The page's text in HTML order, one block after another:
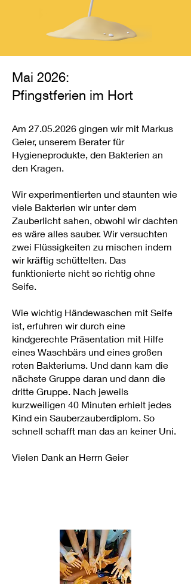
Mai 2026:
Pfingstferien im Hort
Am 27.05.2026 gingen wir mit Markus
Geier, unserem Berater für
Hygieneprodukte, den Bakterien an
den Kragen.
Wir experimentierten und staunten wie
viele Bakterien wir unter dem
Zauberlicht sahen, obwohl wir dachten
es wäre alles sauber. Wir versuchten
zwei Flüssigkeiten zu mischen indem
wir kräftig schüttelten. Das
funktionierte nicht so richtig ohne
Seife.
Wie wichtig Händewaschen mit Seife
ist, erfuhren wir durch eine
kindgerechte Präsentation mit Hilfe
eines Waschbärs und eines großen
roten Bakteriums. Und dann kam die
nächste Gruppe daran und dann die
dritte Gruppe. Nach jeweils
kurzweiligen 40 Minuten erhielt jedes
Kind ein Sauberzauberdiplom. So
schnell schafft man das an keiner Uni.​
Vielen Dank an Herrn Geier